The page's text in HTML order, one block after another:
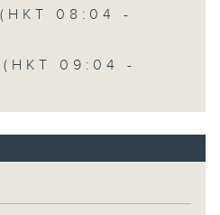
08:04 -
(HKT 09:04 -